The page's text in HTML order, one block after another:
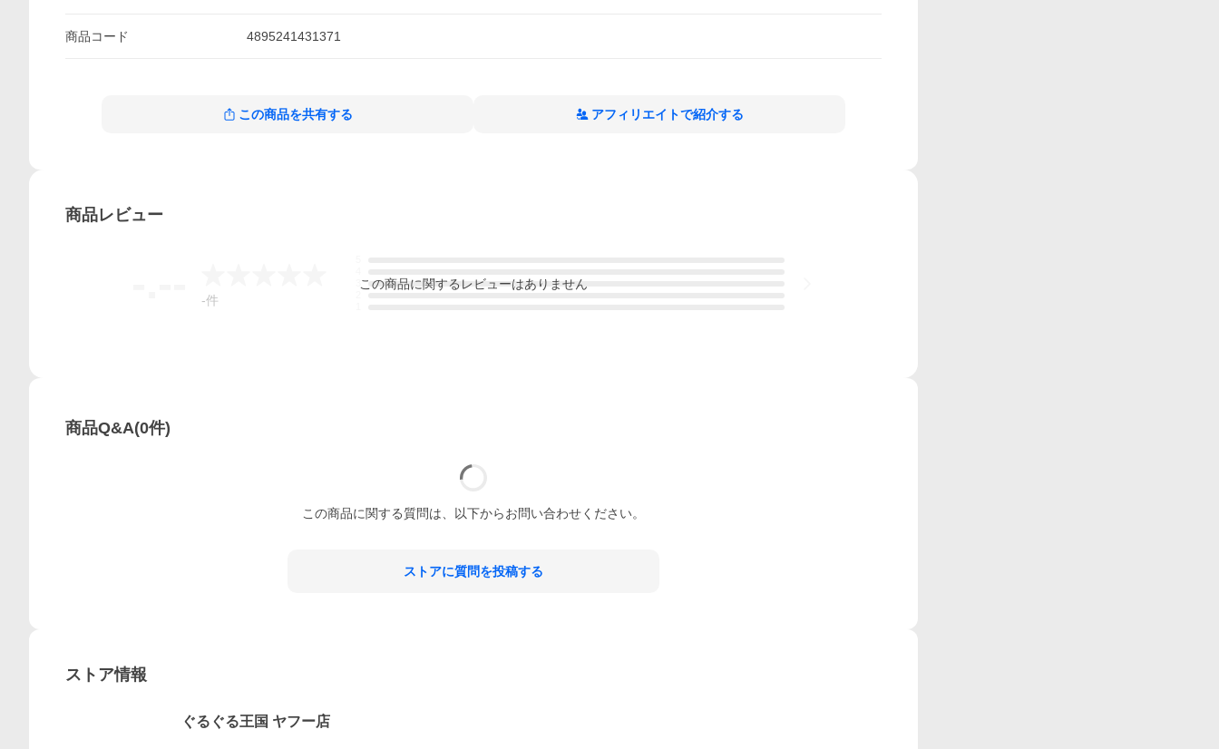
商品コード 4895241431371
この商品を共有する アフィリエイトで紹介する
商品レビュー
-件
この商品に関するレビューはありません
商品Q&A(0件)
この商品に関する質問は、以下からお問い合わせください。
ストアに質問を投稿する
ストア情報
ぐるぐる王国 ヤフー店